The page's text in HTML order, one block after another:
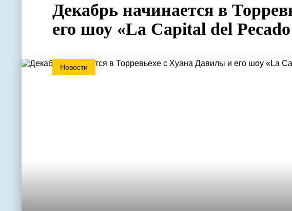
Декабрь начинается в
его шоу «La Capital del
Новости